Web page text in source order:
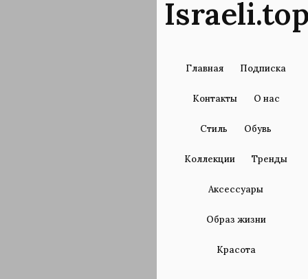
Главная Подписка
Контакты О нас
Стиль Обувь
Коллекции Тренды
Аксессуары
Образ жизни
Красота